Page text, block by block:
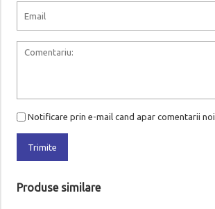
Notificare prin e-mail cand apar comentarii noi
Trimite
Produse similare